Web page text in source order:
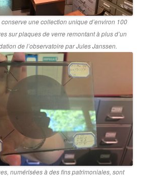
une collection unique d’environ 100
sur plaques de verre remontant à plus d’un
de l’observatoire par Jules Janssen.
numérisées à des fins patrimoniales, sont